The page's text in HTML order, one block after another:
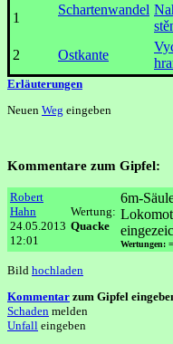
1
Schartenwandel
2 Ostkante
Erläuterungen
Neuen Weg eingeben
Kommentare zum Gipfel:
Robert
Hahn
24.05.2013
12:01
Wertung:
Quacke
6m-
Wertungen:
Bild hochladen
Kommentar zum Gipfel
Schaden melden
Unfall eingeben